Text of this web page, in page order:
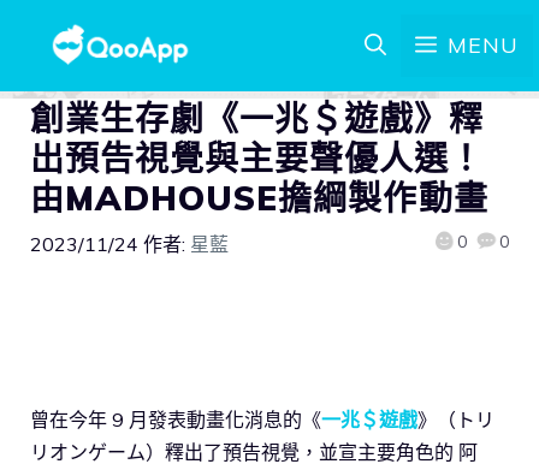
MENU
創業生存劇《一兆＄遊戲》釋
出預告視覺與主要聲優人選！
由MADHOUSE擔綱製作動畫
2023/11/24 作者: 星藍 0 0
曾在今年 9 月發表動畫化消息的《一兆＄遊戲》（トリ
リオンゲーム）釋出了預告視覺，並宣主要角色的 阿